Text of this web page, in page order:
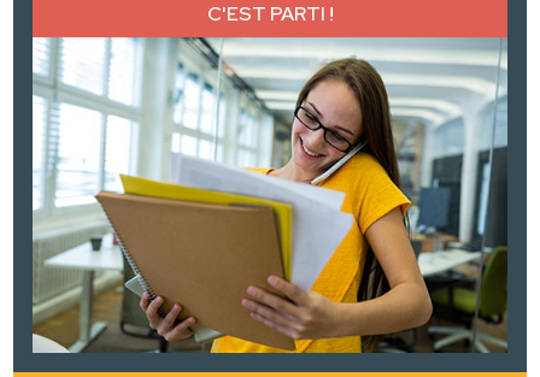
C'EST PARTI !